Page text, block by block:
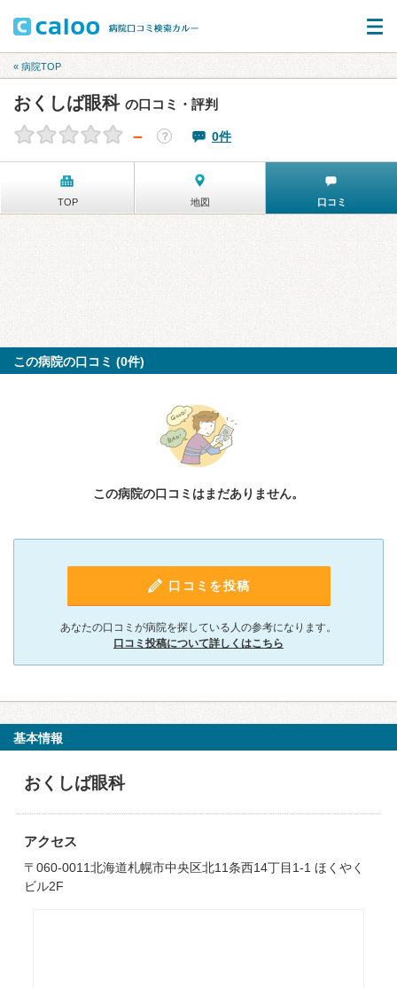
« 病院TOP
おくしば眼科 の口コミ・評判
－ ？ 0件
TOP 地図 口コミ
この病院の口コミ (0件)
この病院の口コミはまだありません。
口コミを投稿
あなたの口コミが病院を探している人の参考になります。
口コミ投稿について詳しくはこちら
基本情報
おくしば眼科
アクセス
〒060-0011北海道札幌市中央区北11条西14丁目1-1 ほくやく
ビル2F